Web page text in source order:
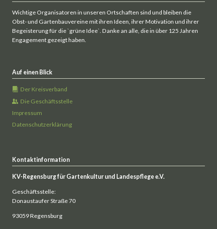
Wichtige Organisatoren in unseren Ortschaften sind und bleiben die
Obst- und Gartenbauvereine mit ihren Ideen, ihrer Motivation und ihrer
Begeisterung für die `grüne Idee`. Danke an alle, die in über 125 Jahren
Engagement gezeigt haben.
Auf einen Blick
Der Kreisverband
Die Geschäftsstelle
Impressum
Datenschutzerklärung
Kontaktinformation
KV-Regensburg für Gartenkultur und Landespflege e.V.
Geschäftsstelle:
Donaustaufer Straße 70
93059 Regensburg